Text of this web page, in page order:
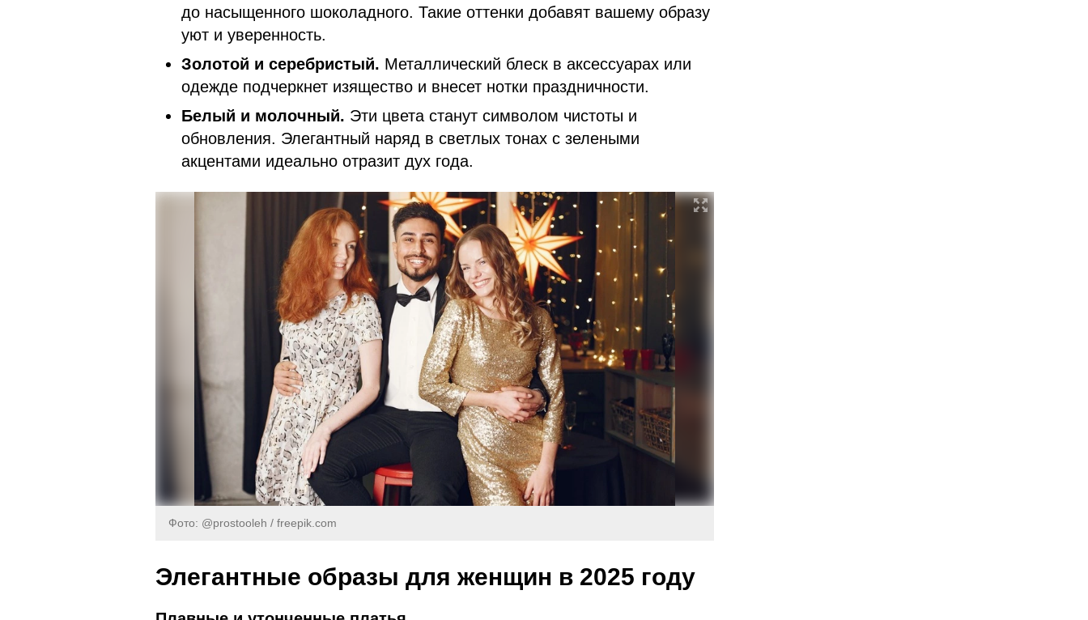
до насыщенного шоколадного. Такие оттенки добавят вашему образу
уют и уверенность.
Золотой и серебристый. Металлический блеск в аксессуарах или
одежде подчеркнет изящество и внесет нотки праздничности.
Белый и молочный. Эти цвета станут символом чистоты и
обновления. Элегантный наряд в светлых тонах с зелеными
акцентами идеально отразит дух года.
Фото: @prostooleh / freepik.com
Элегантные образы для женщин в 2025 году